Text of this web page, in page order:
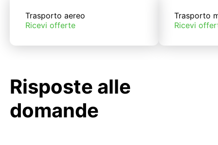
Trasporto aereo
Ricevi offerte
Trasporto
Ricevi
Risposte alle
domande